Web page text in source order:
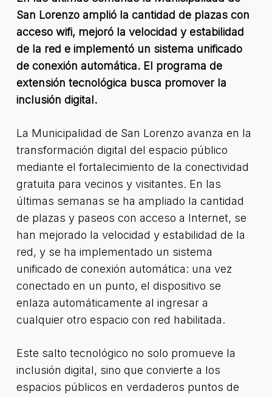
San Lorenzo amplió la cantidad de plazas con
acceso wifi, mejoró la velocidad y estabilidad
de la red e implementó un sistema unificado
de conexión automática. El programa de
extensión tecnológica busca promover la
inclusión digital.
La Municipalidad de San Lorenzo avanza en la
transformación digital del espacio público
mediante el fortalecimiento de la conectividad
gratuita para vecinos y visitantes. En las
últimas semanas se ha ampliado la cantidad
de plazas y paseos con acceso a Internet, se
han mejorado la velocidad y estabilidad de la
red, y se ha implementado un sistema
unificado de conexión automática: una vez
conectado en un punto, el dispositivo se
enlaza automáticamente al ingresar a
cualquier otro espacio con red habilitada.
Este salto tecnológico no solo promueve la
inclusión digital, sino que convierte a los
espacios públicos en verdaderos puntos de